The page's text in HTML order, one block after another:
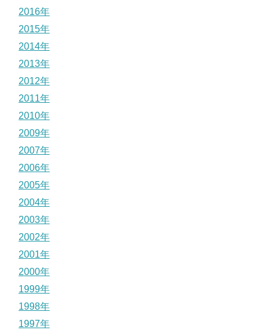
2016年
2015年
2014年
2013年
2012年
2011年
2010年
2009年
2007年
2006年
2005年
2004年
2003年
2002年
2001年
2000年
1999年
1998年
1997年